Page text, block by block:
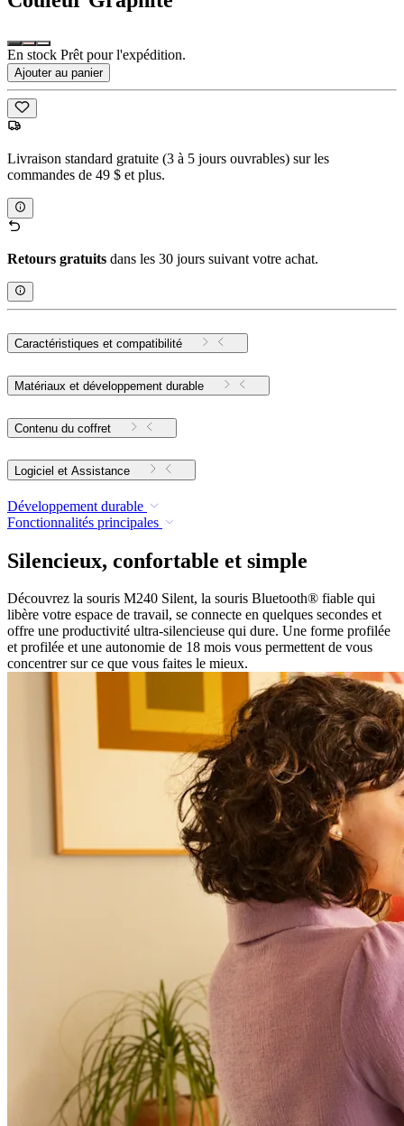
En stock Prêt pour l'expédition.
Ajouter au panier
Livraison standard gratuite (3 à 5 jours ouvrables) sur les
commandes de 49 $ et plus.
Retours gratuits dans les 30 jours suivant votre achat.
Caractéristiques et compatibilité
Matériaux et développement durable
Contenu du coffret
Logiciel et Assistance
Développement durable
Fonctionnalités principales
Silencieux, confortable et simple
Découvrez la souris M240 Silent, la souris Bluetooth® fiable qui
libère votre espace de travail, se connecte en quelques secondes et
offre une productivité ultra-silencieuse qui dure. Une forme profilée
et profilée et une autonomie de 18 mois vous permettent de vous
concentrer sur ce que vous faites le mieux.